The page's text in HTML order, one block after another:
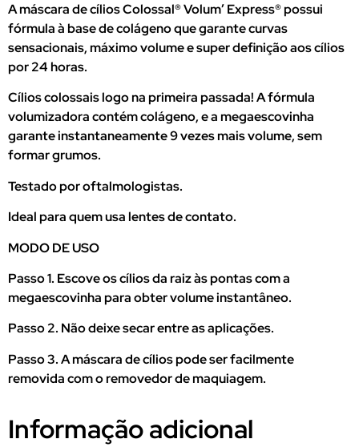
A máscara de cílios Colossal® Volum’ Express® possui
fórmula à base de colágeno que garante curvas
sensacionais, máximo volume e super definição aos cílios
por 24 horas.
Cílios colossais logo na primeira passada! A fórmula
volumizadora contém colágeno, e a megaescovinha
garante instantaneamente 9 vezes mais volume, sem
formar grumos.
Testado por oftalmologistas.
Ideal para quem usa lentes de contato.
MODO DE USO
Passo 1. Escove os cílios da raiz às pontas com a
megaescovinha para obter volume instantâneo.
Passo 2. Não deixe secar entre as aplicações.
Passo 3. A máscara de cílios pode ser facilmente
removida com o removedor de maquiagem.
Informação adicional